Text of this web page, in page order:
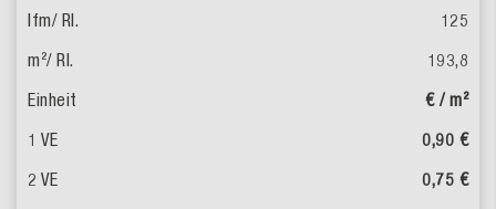
125
193,8
€ / m²
0,90 €
0,75 €